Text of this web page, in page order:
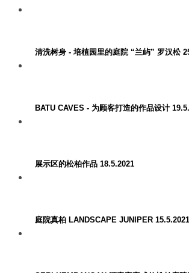
清洗树身 - 培植园里的庭院 “兰屿” 罗汉松
BATU CAVES - 为顾客打造的作品设计
展示区的松柏作品 18.5.2021
庭院真柏 LANDSCAPE JUNIPER 15.5.2021